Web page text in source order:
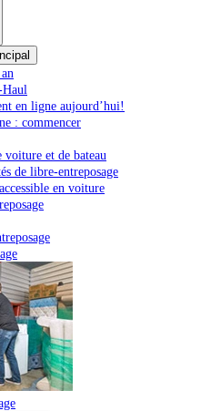
en ligne aujourd’hui!
: commencer
voiture et de bateau
de libre-entreposage
en voiture